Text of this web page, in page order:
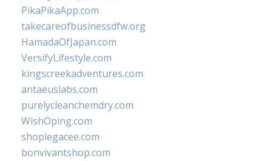
PikaPikaApp.com
takecareofbusinessdfw.org
HamadaOfJapan.com
VersifyLifestyle.com
kingscreekadventures.com
antaeuslabs.com
purelycleanchemdry.com
WishOping.com
shoplegacee.com
bonvivantshop.com